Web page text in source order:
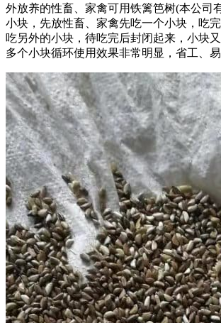
外放养的性畜、家禽可用铁篱笆树(本公司
小块，先放性畜、家禽先吃一个小块，吃
吃另外的小块，待吃完后封闭起来，小块
多个小块循环使用效果非常明显，省工、易